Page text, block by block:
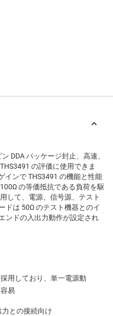
DDA パッケージ封止、高速、
の評価に使用できま
インで THS3491 の機能と性能
の等価抵抗である負荷を駆
して、電源、信号源、テスト
ドは 50Ω のテスト機器とのイ
ンドの入出力動作が設定され
用しており、単一電源動
易
との接続向け